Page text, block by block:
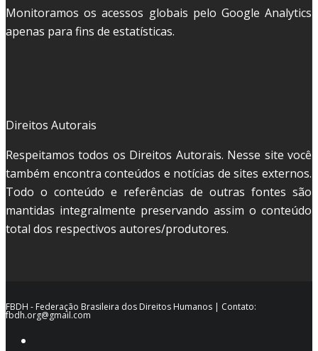
Monitoramos os acessos globais pelo Google Analytics
apenas para fins de estatísticas.
Direitos Autorais
Respeitamos todos os Direitos Autorais. Nesse site você
também encontra conteúdos e notícias de sites externos.
Todo o conteúdo e referências de outras fontes são
mantidas integralmente preservando assim o conteúdo
total dos respectivos autores/produtores.
FBDH - Federação Brasileira dos Direitos Humanos | Contato:
fbdh.org@gmail.com